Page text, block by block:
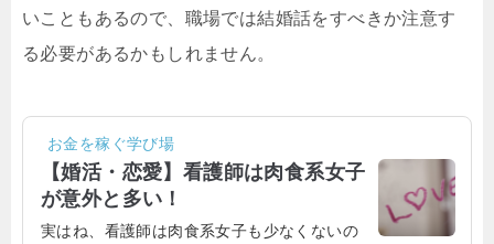
いこともあるので、職場では結婚話をすべきか注意す
る必要があるかもしれません。
お金を稼ぐ学び場
【婚活・恋愛】看護師は肉食系女子
が意外と多い！
実はね、看護師は肉食系女子も少なくないの